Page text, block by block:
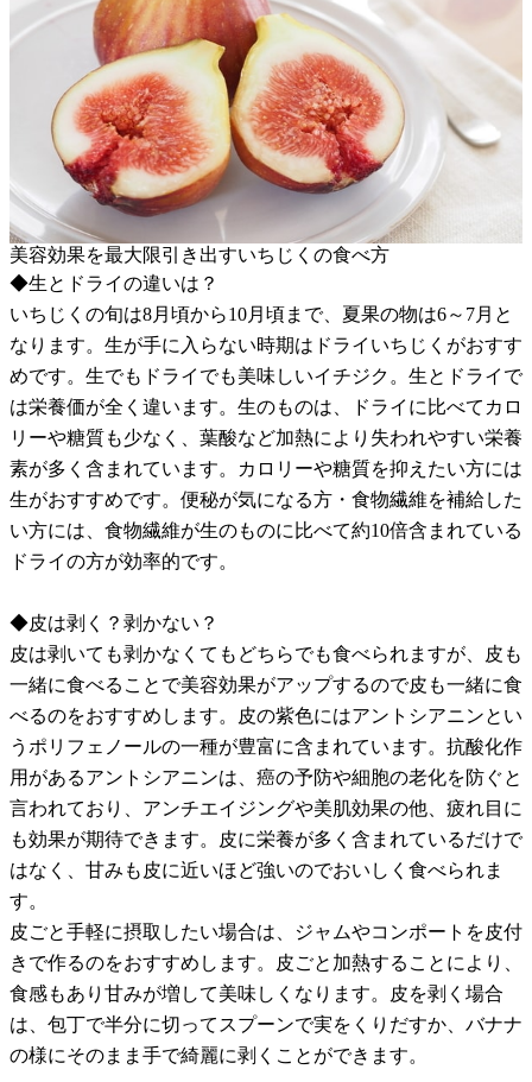
美容効果を最大限引き出すいちじくの食べ方
◆生とドライの違いは？
いちじくの旬は8月頃から10月頃まで、夏果の物は6～7月と
なります。生が手に入らない時期はドライいちじくがおすす
めです。生でもドライでも美味しいイチジク。生とドライで
は栄養価が全く違います。生のものは、ドライに比べてカロ
リーや糖質も少なく、葉酸など加熱により失われやすい栄養
素が多く含まれています。カロリーや糖質を抑えたい方には
生がおすすめです。便秘が気になる方・食物繊維を補給した
い方には、食物繊維が生のものに比べて約10倍含まれている
ドライの方が効率的です。
◆皮は剥く？剥かない？
皮は剥いても剥かなくてもどちらでも食べられますが、皮も
一緒に食べることで美容効果がアップするので皮も一緒に食
べるのをおすすめします。皮の紫色にはアントシアニンとい
うポリフェノールの一種が豊富に含まれています。抗酸化作
用があるアントシアニンは、癌の予防や細胞の老化を防ぐと
言われており、アンチエイジングや美肌効果の他、疲れ目に
も効果が期待できます。皮に栄養が多く含まれているだけで
はなく、甘みも皮に近いほど強いのでおいしく食べられま
す。
皮ごと手軽に摂取したい場合は、ジャムやコンポートを皮付
きで作るのをおすすめします。皮ごと加熱することにより、
食感もあり甘みが増して美味しくなります。皮を剥く場合
は、包丁で半分に切ってスプーンで実をくりだすか、バナナ
の様にそのまま手で綺麗に剥くことができます。